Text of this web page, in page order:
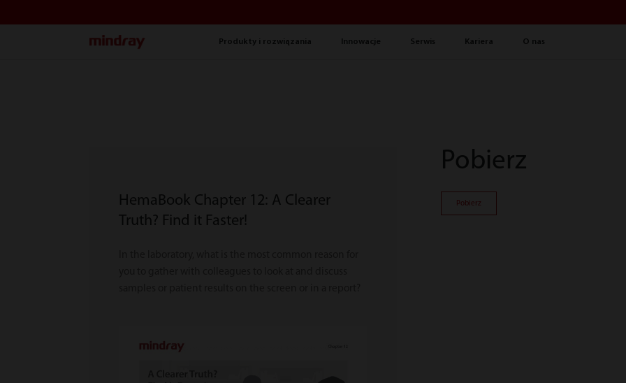
Produkty i rozwiązania Innowacje Serwis Kariera O nas
HemaBook Chapter 12: A Clearer
Truth? Find it Faster!
Pobierz
Pobierz